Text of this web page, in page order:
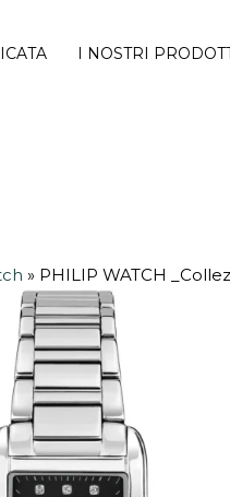
I NOSTRI
» PHILIP WATCH